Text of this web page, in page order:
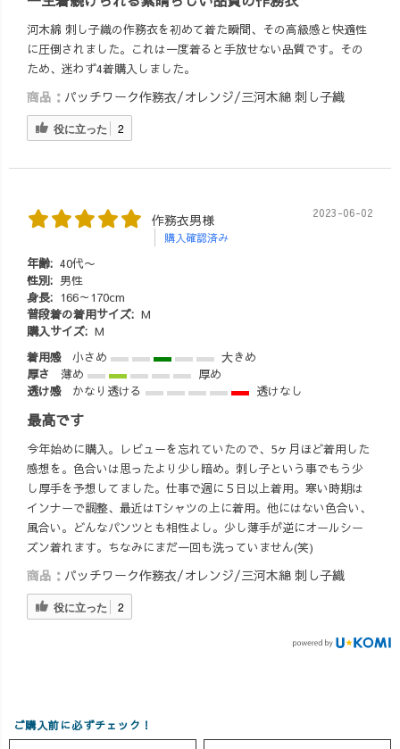
河木綿 刺し子織の作務衣を初めて着た瞬間、その高級感と快適性
に圧倒されました。これは一度着ると手放せない品質です。その
ため、迷わず4着購入しました。
商品： パッチワーク作務衣/オレンジ/三河木綿 刺し子織
役に立った 2
作務衣男様
購入確認済み
2023-06-02
年齢: 40代〜
性別: 男性
身長: 166～170cm
普段着の着用サイズ: M
購入サイズ: M
着用感
小さめ
大きめ
厚さ
薄め
厚め
透け感
かなり透ける 透けなし
最高です
今年始めに購入。レビューを忘れていたので、5ヶ月ほど着用した
感想を。色合いは思ったより少し暗め。刺し子という事でもう少
し厚手を予想してました。仕事で週に５日以上着用。寒い時期は
インナーで調整、最近はTシャツの上に着用。他にはない色合い、
風合い。どんなパンツとも相性よし。少し薄手が逆にオールシー
ズン着れます。ちなみにまだ一回も洗っていません(笑)
商品： パッチワーク作務衣/オレンジ/三河木綿 刺し子織
役に立った 2
ご購入前に必ずチェック！